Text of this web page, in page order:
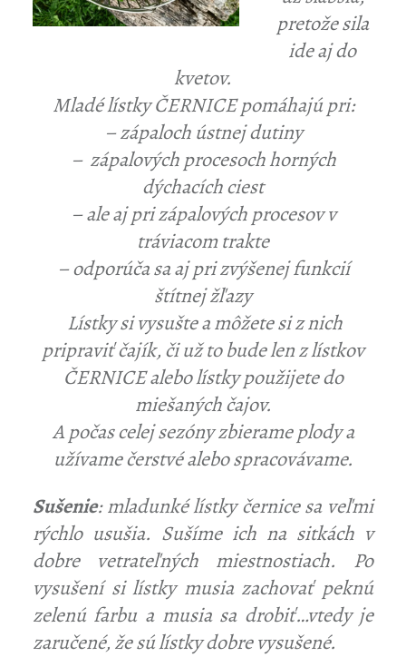
pretože sila
ide aj do
kvetov.
Mladé lístky ČERNICE pomáhajú pri:
– zápaloch ústnej dutiny
– zápalových procesoch horných
dýchacích ciest
– ale aj pri zápalových procesov v
tráviacom trakte
– odporúča sa aj pri zvýšenej funkcií
štítnej žľazy
Lístky si vysušte a môžete si z nich
pripraviť čajík, či už to bude len z lístkov
ČERNICE alebo lístky použijete do
miešaných čajov.
A počas celej sezóny zbierame plody a
užívame čerstvé alebo spracovávame.
Sušenie: mladunké lístky černice sa veľmi
rýchlo usušia. Sušíme ich na sitkách v
dobre vetrateľných miestnostiach. Po
vysušení si lístky musia zachovať peknú
zelenú farbu a musia sa drobiť…vtedy je
zaručené, že sú lístky dobre vysušené.